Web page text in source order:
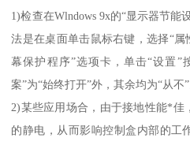
1)检查在Wlndows 9x的“显示器节能
法是在桌面单击鼠标右键，选择“
幕保护程序”选项卡，单击“设置”
案”为“始终打开”外，其余均为“从不”
2)某些应用场合，由于接地性能*佳
的静电，从而影响控制盒内部的工